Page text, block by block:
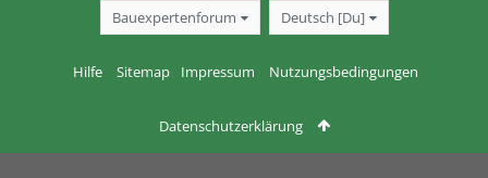
Bauexpertenforum Deutsch [Du]
Hilfe Sitemap Impressum Nutzungsbedingungen
Datenschutzerklärung